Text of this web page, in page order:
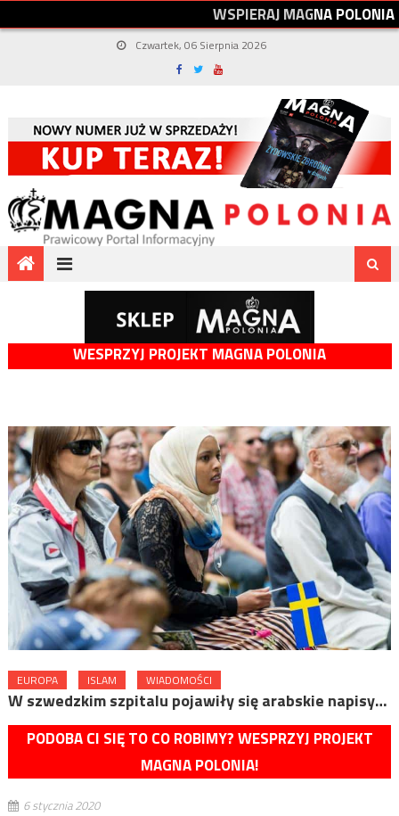
WSPIERAJMAGNAPOLONIA
Czwartek, 06 Sierpnia 2026
WESPRZYJ PROJEKT MAGNA POLONIA
EUROPA ISLAM WIADOMOŚCI
W szwedzkim szpitalu pojawiły się arabskie napisy…
PODOBA CI SIĘ TO CO ROBIMY? WESPRZYJ PROJEKT
MAGNA POLONIA!
6 stycznia 2020